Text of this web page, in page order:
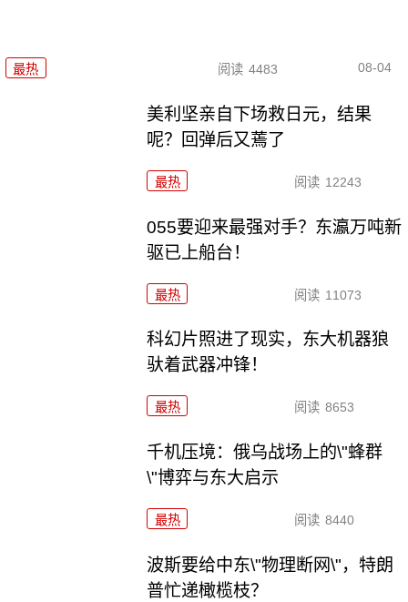
最热 阅读 4483 08-04
美利坚亲自下场救日元，结果
呢？回弹后又蔫了
最热 阅读 12243
055要迎来最强对手？东瀛万吨新
驱已上船台！
最热 阅读 11073
科幻片照进了现实，东大机器狼
驮着武器冲锋！
最热 阅读 8653
千机压境：俄乌战场上的\"蜂群
\"博弈与东大启示
最热 阅读 8440
波斯要给中东\"物理断网\"，特朗
普忙递橄榄枝？